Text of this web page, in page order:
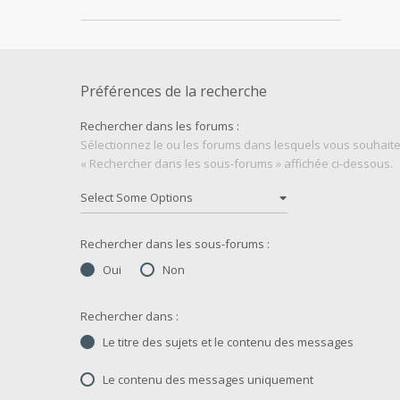
Préférences de la recherche
Rechercher dans les forums :
Sélectionnez le ou les forums dans lesquels vous
« Rechercher dans les sous-forums » affichée ci-dessous.
Rechercher dans les sous-forums :
Oui
Non
Rechercher dans :
Le titre des sujets et le contenu des messages
Le contenu des messages uniquement